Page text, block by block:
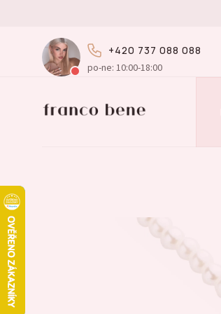
+420 737 088 088
po-ne: 10:00-18:00